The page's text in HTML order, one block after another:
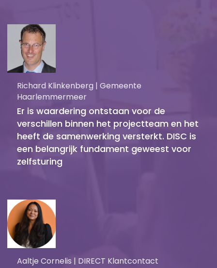
Richard Klinkenberg | Gemeente
Haarlemmermeer
Er is waardering ontstaan voor de
verschillen binnen het projectteam en het
heeft de samenwerking versterkt. DISC is
een belangrijk fundament geweest voor
zelfsturing
Aaltje Cornelis | DIRECT Klantcontact